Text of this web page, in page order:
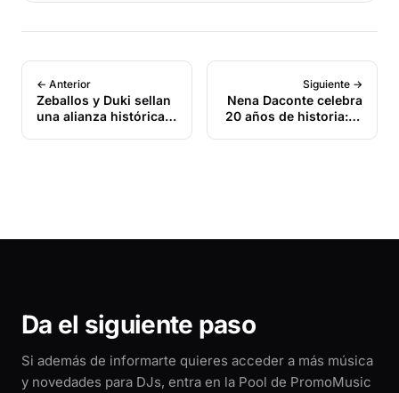
← Anterior
Zeballos y Duki sellan
una alianza histórica
Siguiente →
Nena Daconte celebra
20 años de historia: El
Da el siguiente paso
Si además de informarte quieres acceder a más música
y novedades para DJs, entra en la Pool de PromoMusic